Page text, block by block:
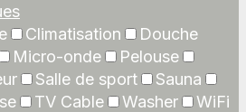
Climatisation
Douche
Micro-onde
Pelouse
Salle de sport
Sauna
TV Cable Washer
WiFi